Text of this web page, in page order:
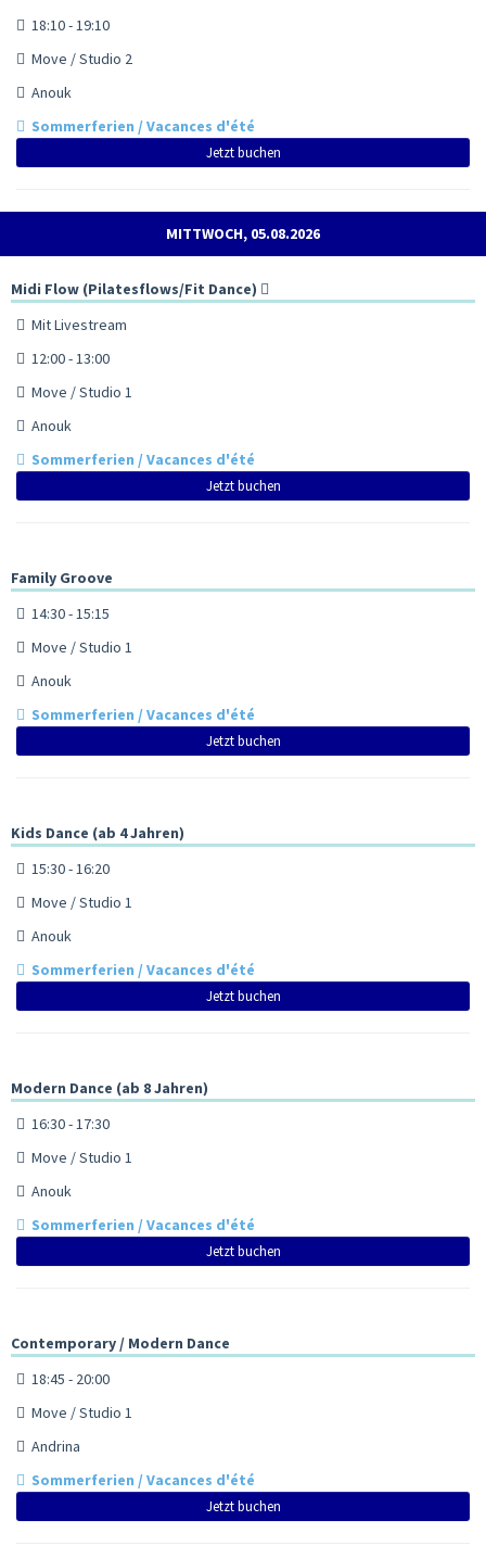
18:10 - 19:10
Move / Studio 2
Anouk
Sommerferien / Vacances d'été
Jetzt buchen
MITTWOCH, 05.08.2026
Midi Flow (Pilatesflows/Fit Dance)
Mit Livestream
12:00 - 13:00
Move / Studio 1
Anouk
Sommerferien / Vacances d'été
Jetzt buchen
Family Groove
14:30 - 15:15
Move / Studio 1
Anouk
Sommerferien / Vacances d'été
Jetzt buchen
Kids Dance (ab 4 Jahren)
15:30 - 16:20
Move / Studio 1
Anouk
Sommerferien / Vacances d'été
Jetzt buchen
Modern Dance (ab 8 Jahren)
16:30 - 17:30
Move / Studio 1
Anouk
Sommerferien / Vacances d'été
Jetzt buchen
Contemporary / Modern Dance
18:45 - 20:00
Move / Studio 1
Andrina
Sommerferien / Vacances d'été
Jetzt buchen